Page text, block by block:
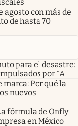
agosto con más de
de hasta 70
para el desastre:
por IA
marca: Por qué la
nuevos
fórmula de Onfly
en México